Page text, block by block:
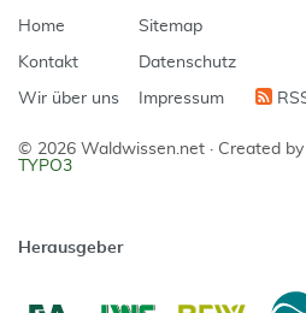
Home
Kontakt
Wir über uns
Sitemap
Datenschutz
Impressum
© 2026 Waldwissen.net · Created by
TYPO3
Herausgeber